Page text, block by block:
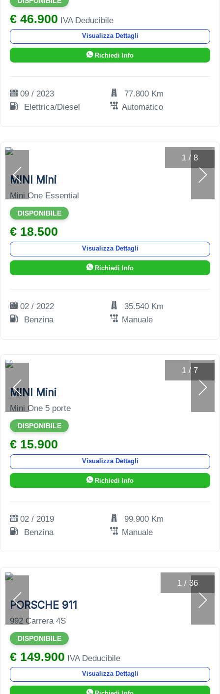
€ 46.900 IVA Deducibile
Visualizza Dettagli
Richiedi Info
09 / 2023
77.800 Km
Elettrica/Diesel
Automatico
1 / 8
MINI Mini
Mini One Essential
DISPONIBILE
€ 18.500
Visualizza Dettagli
Richiedi Info
02 / 2022
35.540 Km
Benzina
Manuale
1 / 7
MINI Mini
Mini One 5 porte
DISPONIBILE
€ 15.900
Visualizza Dettagli
Richiedi Info
02 / 2019
99.900 Km
Benzina
Manuale
1 / 36
PORSCHE 911
992 Carrera 4S
DISPONIBILE
€ 149.900 IVA Deducibile
Visualizza Dettagli